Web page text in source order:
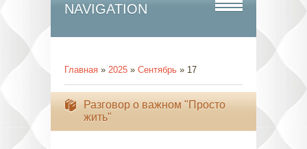
NAVIGATION
Главная » 2025 » Сентябрь » 17
Разговор о важном "Просто
жить"